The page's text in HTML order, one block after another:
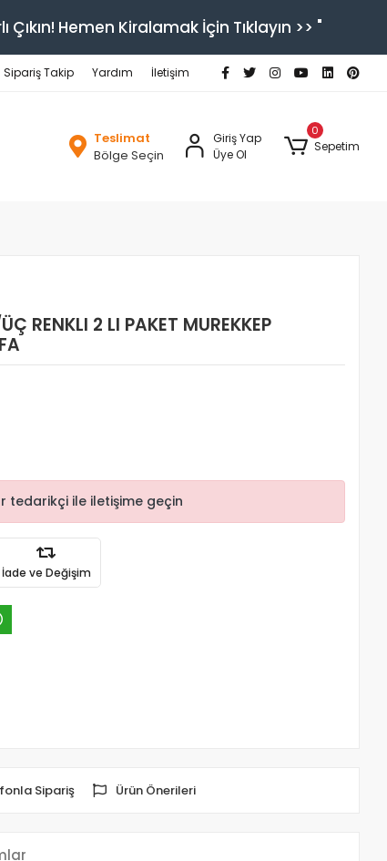
Hemen Kiralamak İçin Tıklayın >> "
Sipariş Takip Yardım İletişim
Teslimat
Bölge Seçin
Giriş Yap
Üye Ol
0
Sepetim
RENKLI 2 LI PAKET MUREKKEP
tedarikçi ile iletişime geçin
İade ve Değişim
Sipariş Ürün Önerileri